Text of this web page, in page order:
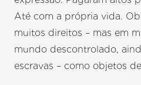
Até com a própria vida.
muitos direitos – mas em
mundo descontrolado,
escravas – como objetos